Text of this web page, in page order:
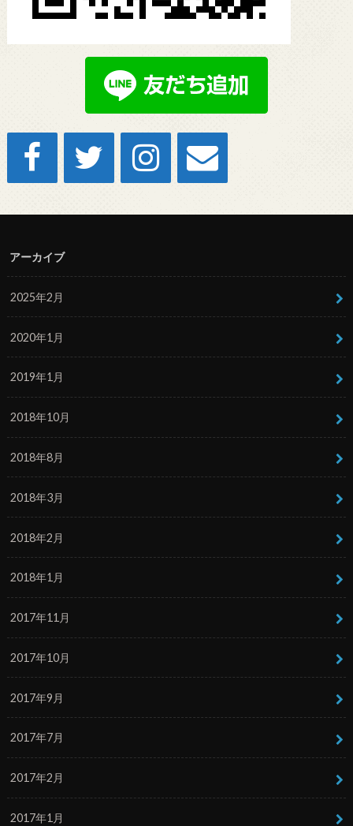
アーカイブ
2025年2月
2020年1月
2019年1月
2018年10月
2018年8月
2018年3月
2018年2月
2018年1月
2017年11月
2017年10月
2017年9月
2017年7月
2017年2月
2017年1月